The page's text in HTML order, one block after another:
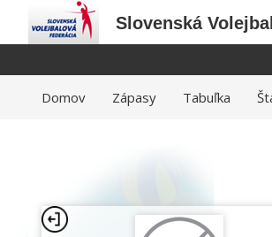
Slovenská
Domov Zápasy Tabuľka